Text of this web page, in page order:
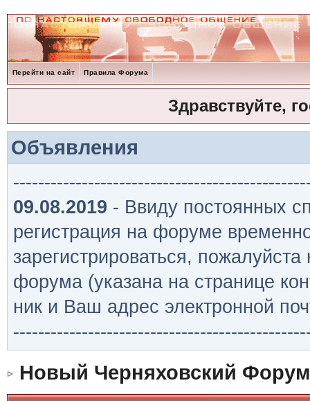
Перейти на сайт Правила Форума
Здравствуйте,
Объявления
09.08.2019 - Ввиду постоянных
регистрация на форуме
зарегистрироваться,
форума (указана на странице
ник и Ваш адрес электронной
Новый Черняховский Форум